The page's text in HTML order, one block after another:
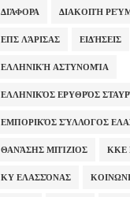
ΔΙΆΦΟΡΑ ΔΙΑΚΟΠΉ
ΕΠΣ ΛΆΡΙΣΑΣ ΕΙΔΉΣΕΙΣ
ΕΛΛΗΝΙΚΉ ΑΣΤΥΝΟΜΊΑ
ΕΛΛΗΝΙΚΌΣ ΕΡΥΘΡΌΣ
ΕΜΠΟΡΙΚΌΣ ΣΎΛΛΟΓΟΣ
ΘΑΝΆΣΗΣ ΜΠΊΖΙΟΣ ΚΚΕ
ΚΥ ΕΛΑΣΣΌΝΑΣ